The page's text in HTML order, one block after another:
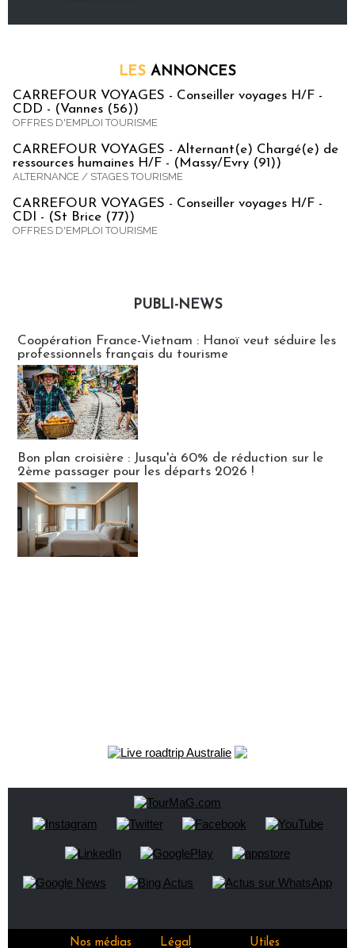
LES ANNONCES
CARREFOUR VOYAGES - Conseiller voyages H/F -
CDD - (Vannes (56))
OFFRES D'EMPLOI TOURISME
CARREFOUR VOYAGES - Alternant(e) Chargé(e) de
ressources humaines H/F - (Massy/Evry (91))
ALTERNANCE / STAGES TOURISME
CARREFOUR VOYAGES - Conseiller voyages H/F -
CDI - (St Brice (77))
OFFRES D'EMPLOI TOURISME
PUBLI-NEWS
Coopération France-Vietnam : Hanoï veut séduire les
professionnels français du tourisme
Bon plan croisière : Jusqu'à 60% de réduction sur le
2ème passager pour les départs 2026 !
Nos médias Légal Utiles